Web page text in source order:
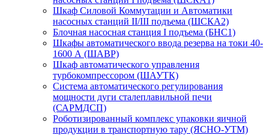
Шкаф Силовой Коммутации и Автоматики
насосных станций II/III подъема (ШСКА2)
Блочная насосная станция I подъема (БНС1)
Шкафы автоматического ввода резерва на токи 40-
1600 А (ШАВР)
Шкаф автоматического управления
турбокомпрессором (ШАУТК)
Система автоматического регулирования
мощности дуги сталеплавильной печи
(САРМДСП)
Роботизированный комплекс упаковки яичной
продукции в транспортную тару (ЯСНО-УТМ)